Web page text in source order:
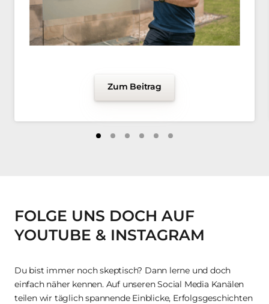
Zum Beitrag
FOLGE UNS DOCH AUF
YOUTUBE & INSTAGRAM
Du bist immer noch skeptisch? Dann lerne und doch
einfach näher kennen. Auf unseren Social Media Kanälen
teilen wir täglich spannende Einblicke, Erfolgsgeschichten